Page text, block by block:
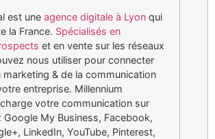
est une agence digitale à Lyon qui
la France. Spécialisés en
et en vente sur les réseaux
nous utiliser pour connecter
& de la communication
entreprise. Millennium
votre communication sur
Google My Business, Facebook,
LinkedIn, YouTube, Pinterest,